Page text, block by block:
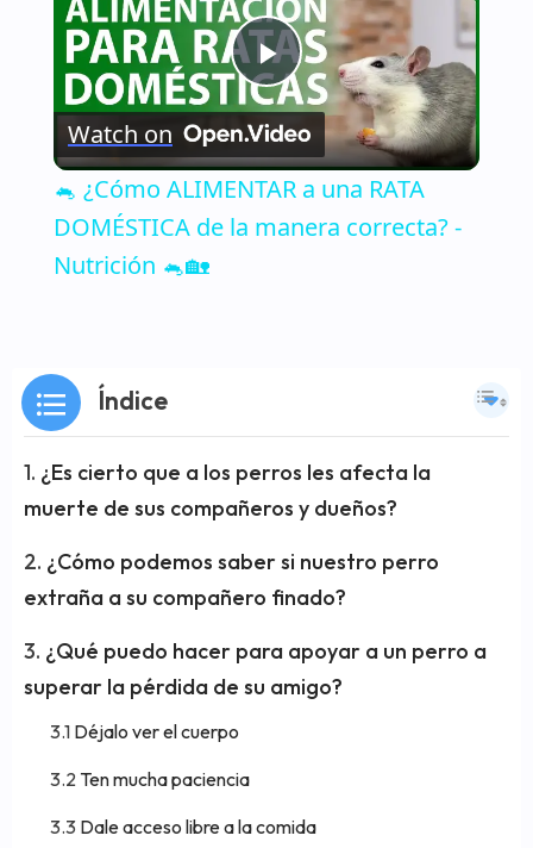
Play
Video
Watch on
🐁 ¿Cómo ALIMENTAR a una RATA
DOMÉSTICA de la manera correcta? -
Nutrición 🐁🏡
Índice
¿Es cierto que a los perros les afecta la
muerte de sus compañeros y dueños?
¿Cómo podemos saber si nuestro perro
extraña a su compañero finado?
¿Qué puedo hacer para apoyar a un perro a
superar la pérdida de su amigo?
Déjalo ver el cuerpo
Ten mucha paciencia
Dale acceso libre a la comida